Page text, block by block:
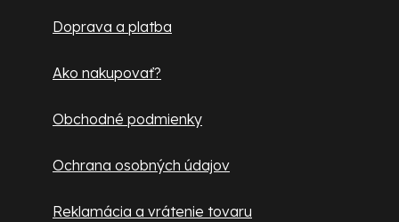
Doprava a platba
Ako nakupovať?
Obchodné podmienky
Ochrana osobných údajov
Reklamácia a vrátenie tovaru